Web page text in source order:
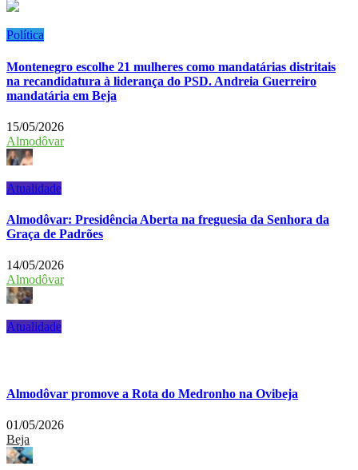
Política
Montenegro escolhe 21 mulheres como mandatárias distritais
na recandidatura à liderança do PSD. Andreia Guerreiro
mandatária em Beja
15/05/2026
Almodôvar
Atualidade
Almodôvar: Presidência Aberta na freguesia da Senhora da
Graça de Padrões
14/05/2026
Almodôvar
Atualidade
Almodôvar promove a Rota do Medronho na Ovibeja
01/05/2026
Beja